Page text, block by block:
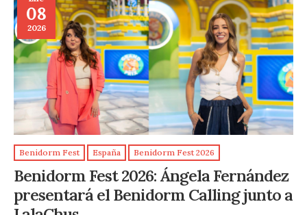
08
2026
Benidorm Fest España Benidorm Fest 2026
Benidorm Fest 2026: Ángela Fernández
presentará el Benidorm Calling junto a